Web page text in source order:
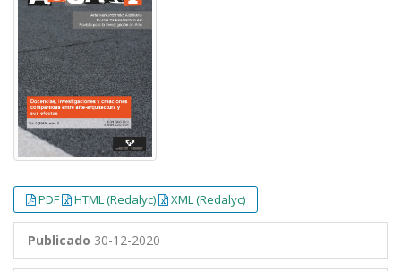
PDF HTML (Redalyc) XML (Redalyc)
Publicado 30-12-2020